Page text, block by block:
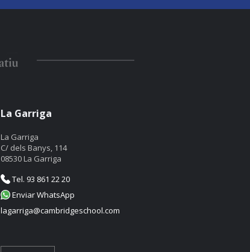
La Garriga
La Garriga
C/ dels Banys, 114
08530 La Garriga
Tel. 93 861 22 20
Enviar WhatsApp
lagarriga@cambridgeschool.com